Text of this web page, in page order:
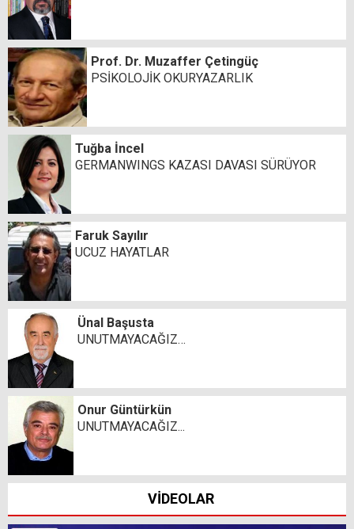
Prof. Dr. Muzaffer Çetingüç
PSİKOLOJİK OKURYAZARLIK
Tuğba İncel
GERMANWINGS KAZASI DAVASI SÜRÜYOR
Faruk Sayılır
UCUZ HAYATLAR
Ünal Başusta
UNUTMAYACAĞIZ…
Onur Güntürkün
UNUTMAYACAĞIZ...
VİDEOLAR